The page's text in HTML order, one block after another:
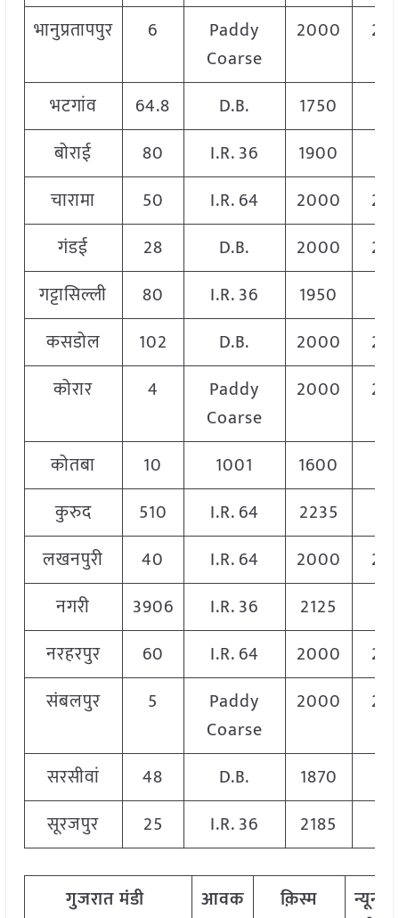
भानुप्रतापपुर
6
Paddy
Coarse
2000
भटगांव 64.8 D.B. 1750
बोराई
80 I.R. 36 1900
चारामा
50 I.R. 64 2000
गंडई
28 D.B. 2000
गट्टासिल्ली
80 I.R. 36 1950
कसडोल
102 D.B. 2000
कोरार
4
Paddy
Coarse
2000
कोतबा 10 1001 1600
कुरुद
510 I.R. 64 2235
लखनपुरी
40 I.R. 64 2000
नगरी
3906 I.R. 36 2125
नरहरपुर
60 I.R. 64 2000
संबलपुर
5
Paddy
Coarse
2000
सरसीवां 48 D.B. 1870
सूरजपुर
25 I.R. 36 2185
गुजरात मंडी
आवक
क़िस्म